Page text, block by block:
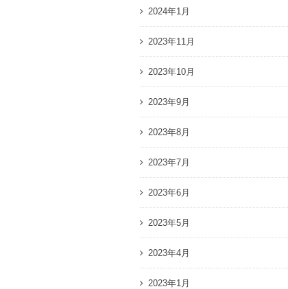
2024年1月
2023年11月
2023年10月
2023年9月
2023年8月
2023年7月
2023年6月
2023年5月
2023年4月
2023年1月